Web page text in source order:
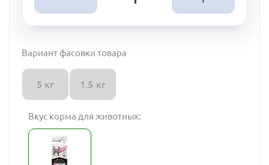
Вариант фасовки товара
5 кг 1.5 кг
Вкус корма для животных: